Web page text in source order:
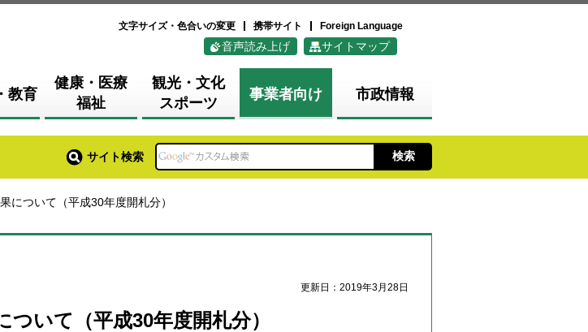
文字サイズ・色合いの変更 携帯サイト Foreign Language
音声読み上げ サイトマップ
教育
健康・医療
福祉
観光・文化
スポーツ
事業者向け 市政情報
サイト検索
について（平成30年度開札分）
更新日：2019年3月28日
ついて（平成30年度開札分）